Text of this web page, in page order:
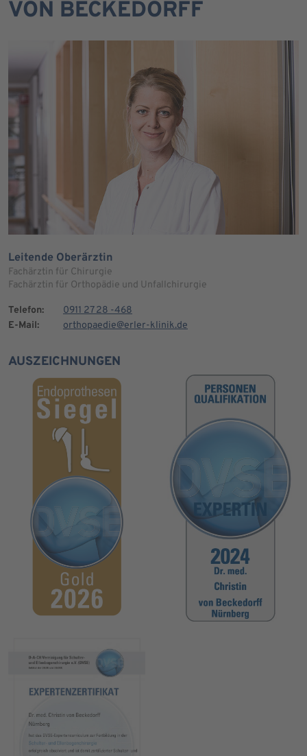
VON BECKEDORFF
Leitende Oberärztin
Fachärztin für Chirurgie
Fachärztin für Orthopädie und Unfallchirurgie
Telefon:
0911 27 28 -468
E-Mail:
orthopaedie@erler-klinik.de
AUSZEICHNUNGEN